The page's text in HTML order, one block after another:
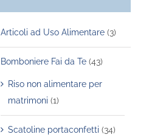
Articoli ad Uso Alimentare (3)
Bomboniere Fai da Te (43)
Riso non alimentare per
matrimoni (1)
Scatoline portaconfetti (34)